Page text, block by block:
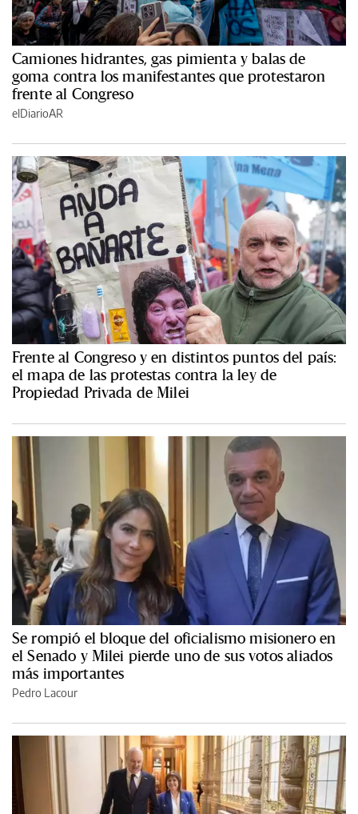
Camiones hidrantes, gas pimienta y balas de
goma contra los manifestantes que protestaron
frente al Congreso
elDiarioAR
Frente al Congreso y en distintos puntos del país:
el mapa de las protestas contra la ley de
Propiedad Privada de Milei
Se rompió el bloque del oficialismo misionero en
el Senado y Milei pierde uno de sus votos aliados
más importantes
Pedro Lacour